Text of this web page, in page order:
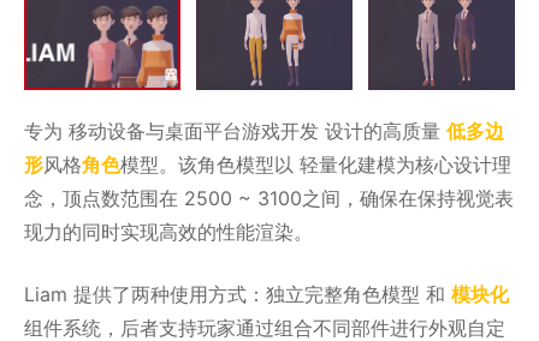
专为 移动设备与桌面平台游戏开发 设计的高质量 低多边
形风格角色模型。该角色模型以 轻量化建模为核心设计理
念，顶点数范围在 2500 ~ 3100之间，确保在保持视觉表
现力的同时实现高效的性能渲染。
Liam 提供了两种使用方式：独立完整角色模型 和 模块化
组件系统，后者支持玩家通过组合不同部件进行外观自定